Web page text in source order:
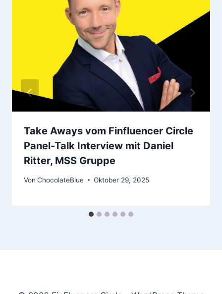
Take Aways vom Finfluencer Circle
Panel-Talk Interview mit Daniel
Ritter, MSS Gruppe
Von ChocolateBlue Oktober 29, 2025